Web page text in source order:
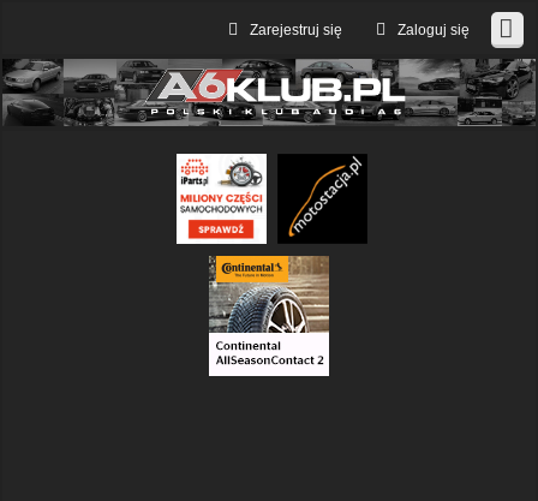
Zaloguj się
Zarejestruj się